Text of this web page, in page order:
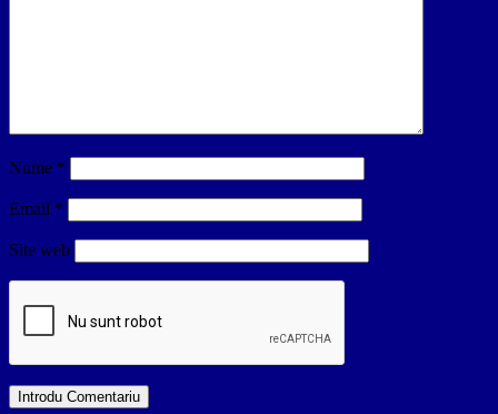
Nume *
Email *
Site web